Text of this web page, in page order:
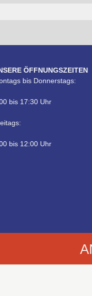
ÖFFNUNGSZEITEN
bis Donnerstags:
bis 17:30 Uhr
bis 12:00 Uhr